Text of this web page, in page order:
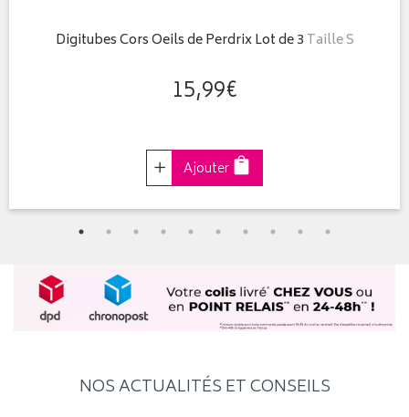
Digitubes Cors Oeils de Perdrix Lot de 3 Taille S
15,99€
Choisir
Ajouter
NOS ACTUALITÉS ET CONSEILS